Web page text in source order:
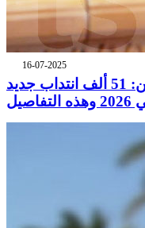
16-07-2025
وزيرة المالية تزفّ خبرًا للتونسيين: 51 ألف انتداب جديد